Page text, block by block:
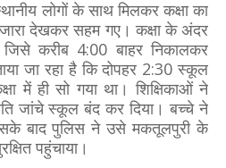
लोगों के साथ मिलकर कक्षा का
देखकर सहम गए। कक्षा के अंदर
करीब 4:00 बाहर निकालकर
जा रहा है कि दोपहर 2:30 स्कूल
में ही सो गया था। शिक्षिकाओं ने
जांचे स्कूल बंद कर दिया। बच्चे ने
बाद पुलिस ने उसे मकतूलपुरी के
पहुंचाया।